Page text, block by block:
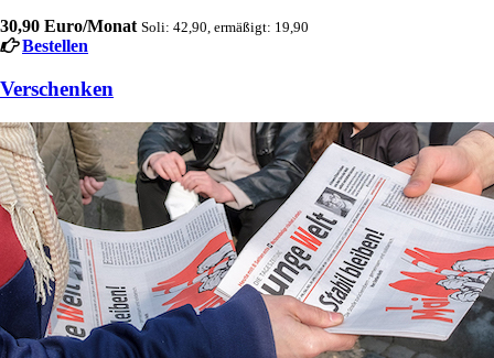
30,90 Euro/Monat Soli: 42,90, ermäßigt: 19,90
Bestellen
Verschenken